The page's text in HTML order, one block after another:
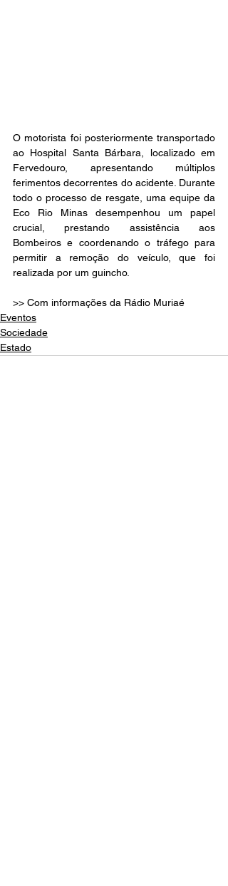
O motorista foi posteriormente transportado
ao Hospital Santa Bárbara, localizado em
Fervedouro, apresentando múltiplos
ferimentos decorrentes do acidente. Durante
todo o processo de resgate, uma equipe da
Eco Rio Minas desempenhou um papel
crucial, prestando assistência aos
Bombeiros e coordenando o tráfego para
permitir a remoção do veículo, que foi
realizada por um guincho.
>> Com informações da Rádio Muriaé
Eventos
Sociedade
Estado